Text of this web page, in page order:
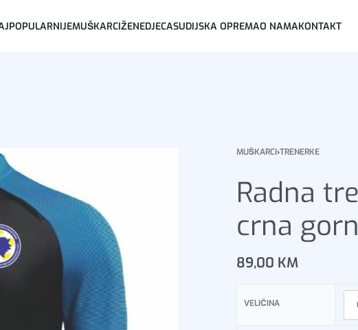
MUŠKARCIŽENEDJECASUDIJSKA OPREMAO NAMAKONTAKT
MUŠKARCI›TRENERKE
Radna
crna
89,00 KM
VELIČINA